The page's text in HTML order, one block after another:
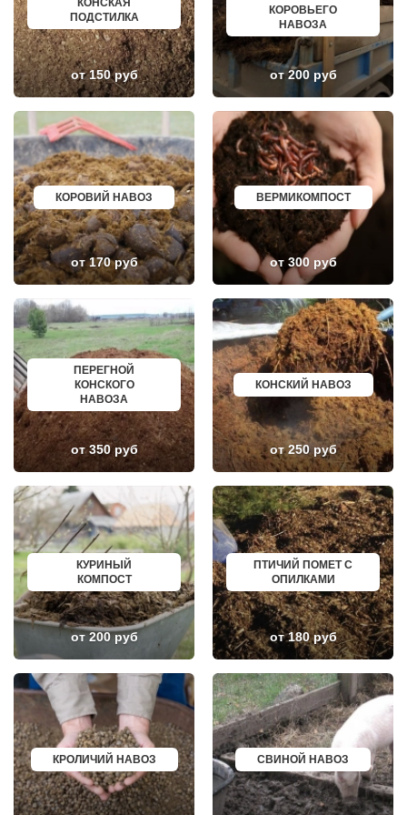
ГЛЕБОВСКИЙ
ГОЛИЦИНО
ГОРКИ ЛЕНИНСКИЕ
ГОРКИ-10
ДАВЫДОВО
ДЕДЕНЕВО
ДЕДОВСК
ДЕМИХОВО
ДЗЕРЖИНСКИЙ
ДМИТРОВ
ДОЛГОПРУДНЫЙ
ДОМОДЕДОВО
ДОРОХОВО
ДРЕЗНА
ДРУЖБА
ДУБКИ
ДУБНА
ДУБОВАЯ РОЩА
ЕГОРЬЕВСК
ЖЕЛЕЗНОДОРОЖНЫЙ
ЖИЛЕВО
ЖУКОВСКИЙ
ЗАГОРЯНСКИЙ
ЗАПРУДНЯ
ЗАРАЙСК
ЗАРЕЧЬЕ
ЗВЕНИГОРОД
ЗЕЛЕНОГРАД
ЗЕЛЕНОГРАДСКИЙ
ЗНАМЯ ОКТЯБРЯ
ИВАНТЕЕВКА
ИКША
ИСТРА
КАЛИНИНЕЦ
КАШИРА
КИЕВСКИЙ
КЛИМОВСК
КЛИН
КЛЯЗЬМА
КНУТОВО
КОЖИНО
КОКОШКИНО
КОЛЮБАКИНО
КОММУНАРКА
КОРЕНЕВО
КОРОЛЕВ
КОСИНО
КОТЕЛЬНИКИ
КРАСКОВО
КРАСНАЯ ПАХРА
КРАСНОАРМЕЙСК
КРАСНОГОРСК
КРАСНОЗАВОДСК
КРАСНОЗНАМЕНСК
КРАТОВО
ГОРЯЧИЙ КЛЮЧ
БОРОВИЧИ
ХАНТЫ МАНСИЙСК
ДМИТРИЕВ
ПЕТРОПАВЛОВСК КАМЧАТСКИЙ
АПШЕРОНСК
ВЕЛИКИЕ ЛУКИ
ЛОМОНОСОВ
НИЖНЕКАМСК
КАСПИЙСК
АЧИНСК
ЧЕРКЕССК
ЖЕЛЕЗНОГОРСК
АСБЕСТ
БОРИСОГЛЕБСК
БУЗУЛУК
ЕССЕНТУКИ
КАНСК
ТОСНО
ЭЛИСТА
ХАСАВЮРТ
УХТА
НОРИЛЬСК
РЕЖ
НОВОАЛТАЙСК
НЕВИННОМЫССК
ГОРНО АЛТАЙСК
КИНЕШМА
СЕРОВ
АЛЬМЕТЬЕВСК
ГРОЗНЫЙ
ЗЛАТОУСТ
НОВОЧЕБОКСАРСК
МИРНЫЙ
ГЕОРГИЕВСК
НОВОКУЙБЫШЕВСК
МИНЕРАЛЬНЫЕ ВОДЫ
ЕЛАБУГА
ЕЛЕЦ
ПАВЛОВО
КИСЛОВОДСК
КРОПОТКИН
УСОЛЬЕ
НИЖНЕВАРТОВСК
КОРЕНОВСК
ПИОНЕРСКИЙ
КИРИШИ
САРОВ
ЧАПАЕВСК
АЛЕКСИН
БЕЛОРЕЧЕНСК
БОЛЬШОЙ КАМЕНЬ
КИРЖАЧ
ПРИОЗЕРСК
САЛЬСК
ТОБОЛЬСК
КОНСКАЯ
ПОДСТИЛКА
от 150 руб
КОРОВЬЕГО
НАВОЗА
от 200 руб
КОРОВИЙ НАВОЗ
от 170 руб
ВЕРМИКОМПОСТ
от 300 руб
ПЕРЕГНОЙ
КОНСКОГО
НАВОЗА
от 350 руб
КОНСКИЙ НАВОЗ
от 250 руб
КУРИНЫЙ
КОМПОСТ
от 200 руб
ПТИЧИЙ ПОМЕТ С
ОПИЛКАМИ
от 180 руб
КРОЛИЧИЙ НАВОЗ СВИНОЙ НАВОЗ